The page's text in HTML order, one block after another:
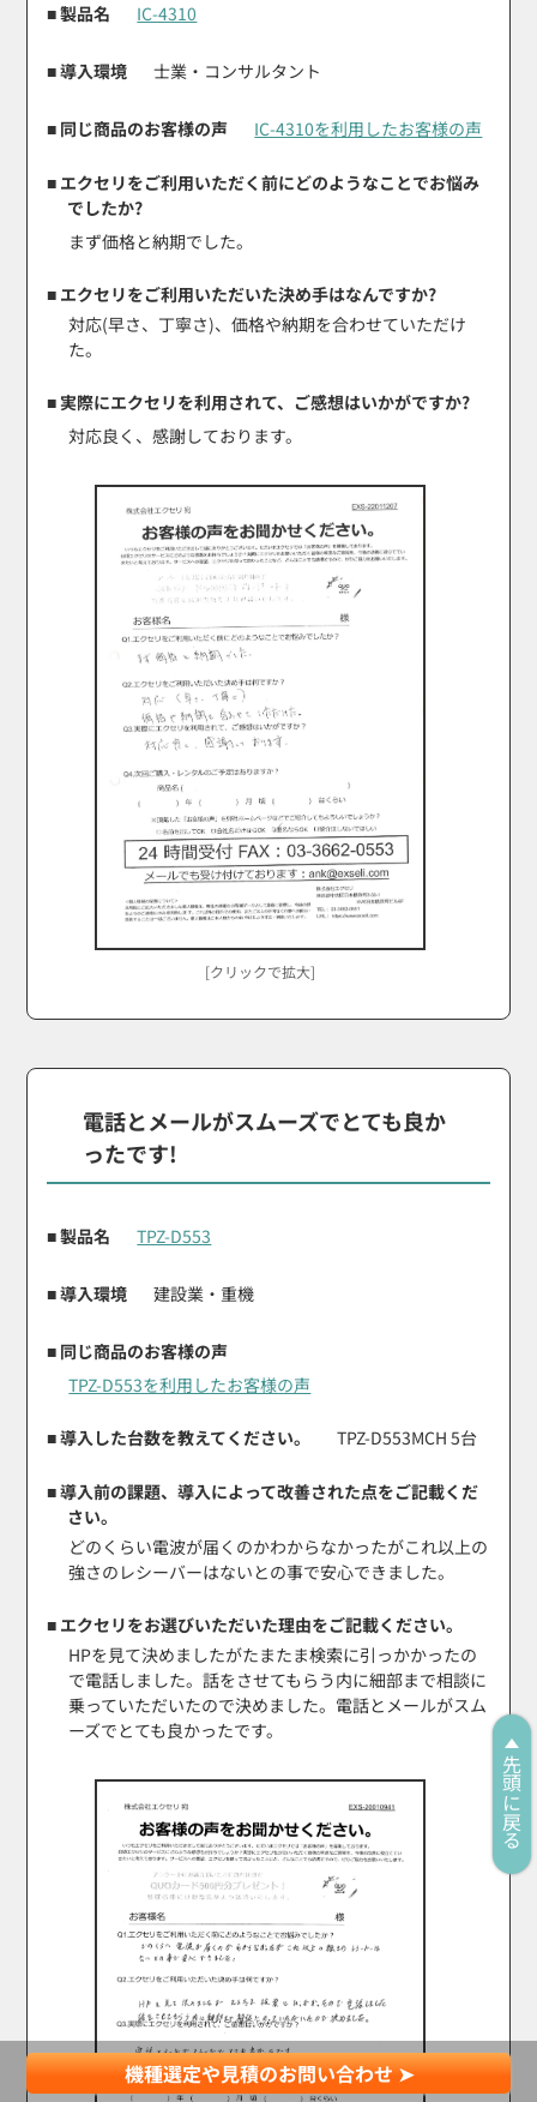
■ 製品名 IC-4310
■ 導入環境 士業・コンサルタント
■ 同じ商品のお客様の声 IC-4310を利用したお客様の声
[クリックで拡大]
■ エクセリをご利用いただく前にどのようなことでお悩み
でしたか?
まず価格と納期でした。
■ エクセリをご利用いただいた決め手はなんですか?
対応(早さ、丁寧さ)、価格や納期を合わせていただけ
た。
■ 実際にエクセリを利用されて、ご感想はいかがですか?
対応良く、感謝しております。
電話とメールがスムーズでとても良か
ったです!
■ 製品名 TPZ-D553
■ 導入環境 建設業・重機
■ 同じ商品のお客様の声
TPZ-D553を利用したお客様の声
■ 導入した台数を教えてください。 TPZ-D553MCH 5台
■ 導入前の課題、導入によって改善された点をご記載くだ
さい。
どのくらい電波が届くのかわからなかったがこれ以上の
強さのレシーバーはないとの事で安心できました。
■ エクセリをお選びいただいた理由をご記載ください。
HPを見て決めましたがたまたま検索に引っかかったの
で電話しました。話をさせてもらう内に細部まで相談に
乗っていただいたので決めました。電話とメールがスム
ーズでとても良かったです。
先頭に戻る
機種選定や見積のお問い合わせ ➤